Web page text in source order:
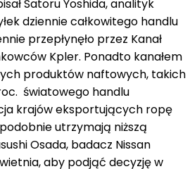
Satoru Yoshida, analityk
dziennie całkowitego handlu
przepłynęło przez Kanał
Kpler. Ponadto kanałem
produktów naftowych, takich
światowego handlu
krajów eksportujących ropę
utrzymają niższą
Osada, badacz Nissan
aby podjąć decyzję w